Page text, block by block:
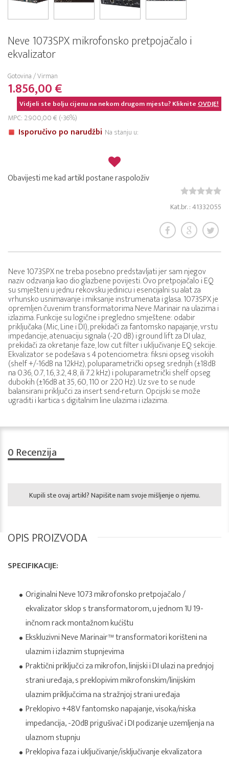
Neve 1073SPX mikrofonsko pretpojačalo i
ekvalizator
Gotovina / Virman
1.856,00 €
Vidjeli ste bolju cijenu na nekom drugom mjestu? KlikniteOVDJE!
MPC: 2.900,00 € (-36%)
Isporučivo po narudžbi Na stanju u:
Obavijesti me kad artikl postane raspoloživ
Kat.br. : 41332055
Neve 1073SPX ne treba posebno predstavljati jer sam njegov
naziv odzvanja kao dio glazbene povijesti. Ovo pretpojačalo i EQ
su smješteni u jednu rekovsku jedinicu i esencijalni su alat za
vrhunsko usnimavanje i miksanje instrumenata i glasa. 1073SPX je
opremljen čuvenim transformatorima Neve Marinair na ulazima i
izlazima. Funkcije su logične i pregledno smještene: odabir
priključaka (Mic, Line i DI), prekidači za fantomsko napajanje, vrstu
impedancije, atenuaciju signala (-20 dB) i ground lift za DI ulaz,
prekidači za okretanje faze, low cut filter i uključivanje EQ sekcije.
Ekvalizator se podešava s 4 potenciometra: fiksni opseg visokih
(shelf +/-16dB na 12kHz), poluparametrički opseg srednjih (±18dB
na 0.36, 0.7, 1.6, 3.2, 4.8, ili 7.2 kHz) i poluparametrički shelf opseg
dubokih (±16dB at 35, 60, 110 or 220 Hz). Uz sve to se nude
balansirani priključci za insert send-return. Opcijski se može
ugraditi i kartica s digitalnim line ulazima i izlazima.
0 Recenzija
Kupili ste ovaj artikl? Napišite nam svoje mišljenje o njemu.
OPIS PROIZVODA
SPECIFIKACIJE:
Originalni Neve 1073 mikrofonsko pretpojačalo /
ekvalizator sklop s transformatorom, u jednom 1U 19-
inčnom rack montažnom kućištu
Ekskluzivni Neve Marinair™ transformatori korišteni na
ulaznim i izlaznim stupnjevima
Praktični priključci za mikrofon, linijski i DI ulazi na prednjoj
strani uređaja, s preklopivim mikrofonskim/linijskim
ulaznim priključcima na stražnjoj strani uređaja
Preklopivo +48V fantomsko napajanje, visoka/niska
impedancija, -20dB prigušivač i DI podizanje uzemljenja na
ulaznom stupnju
Preklopiva faza i uključivanje/isključivanje ekvalizatora